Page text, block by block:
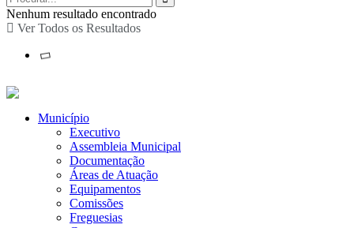
Nenhum resultado encontrado
Ver Todos os Resultados
Município
Executivo
Assembleia Municipal
Documentação
Áreas de Atuação
Equipamentos
Comissões
Freguesias